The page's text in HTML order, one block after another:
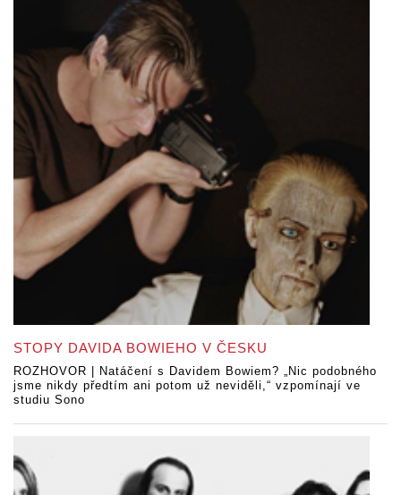
STOPY DAVIDA BOWIEHO V ČESKU
ROZHOVOR | Natáčení s Davidem Bowiem? „Nic podobného
jsme nikdy předtím ani potom už neviděli,“ vzpomínají ve
studiu Sono